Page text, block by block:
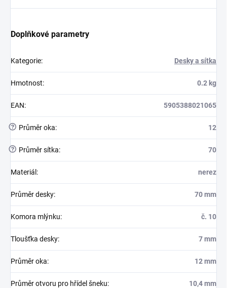
Doplňkové parametry
Kategorie: Desky a sítka
Hmotnost: 0.2 kg
EAN: 5905388021065
? Průměr oka: 12
? Průměr sítka: 70
Materiál : nerez
Průměr desky: 70 mm
Komora mlýnku: č. 10
Tloušťka desky: 7 mm
Průměr oka: 12 mm
Průměr otvoru pro hřídel šneku: 10,4 mm